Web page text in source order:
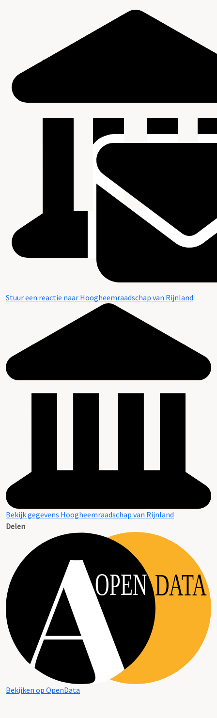
Stuur een reactie naar Hoogheemraadschap van Rijnland
Bekijk gegevens Hoogheemraadschap van Rijnland
Delen
OPEN DATA
Bekijken op OpenData